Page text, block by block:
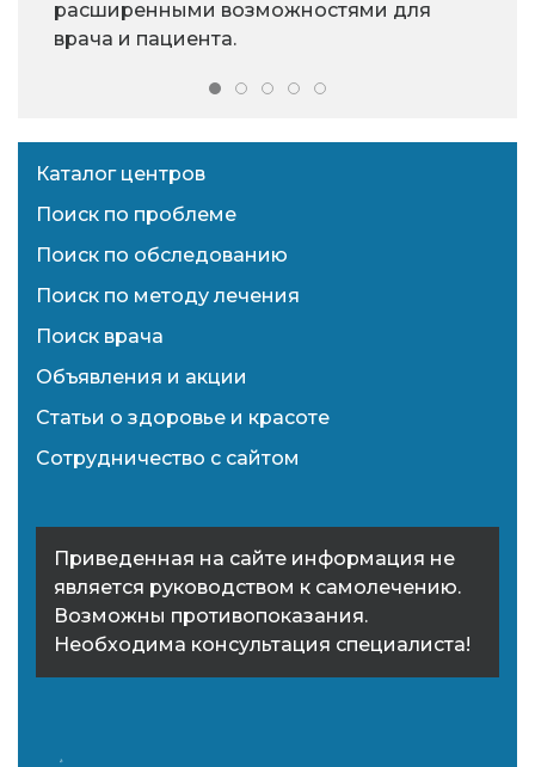
расширенными возможностями для
врача и пациента.
Каталог центров
Поиск по проблеме
Поиск по обследованию
Поиск по методу лечения
Поиск врача
Объявления и акции
Статьи о здоровье и красоте
Сотрудничество с сайтом
Приведенная на сайте информация не
является руководством к самолечению.
Возможны противопоказания.
Необходима консультация специалиста!